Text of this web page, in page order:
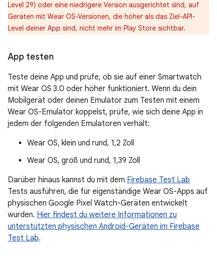
Level 29) oder eine niedrigere Version ausgerichtet sind, auf
Geräten mit Wear OS-Versionen, die höher als das Ziel-API-
Level deiner App sind, nicht mehr im Play Store sichtbar.
App testen
Teste deine App und prüfe, ob sie auf einer Smartwatch
mit Wear OS 3.0 oder höher funktioniert. Wenn du dein
Mobilgerät oder deinen Emulator zum Testen mit einem
Wear OS-Emulator koppelst, prüfe, wie sich deine App in
jedem der folgenden Emulatoren verhält:
Wear OS, klein und rund, 1,2 Zoll
Wear OS, groß und rund, 1,39 Zoll
Darüber hinaus kannst du mit dem Firebase Test Lab
Tests ausführen, die für eigenständige Wear OS-Apps auf
physischen Google Pixel Watch-Geräten entwickelt
wurden. Hier findest du weitere Informationen zu
unterstützten physischen Android-Geräten im Firebase
Test Lab.